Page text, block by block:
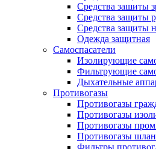
Средства зашиты
Средства защиты
Средства защиты
Одежда защитная
Самоспасатели
Изолирующие
Фильтрующие
Дыхательные
Противогазы
Противогазы
Противогазы
Противогазы
Противогазы
Фильтры